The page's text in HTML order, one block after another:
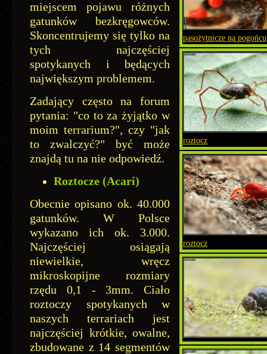
pasożytnicze na pogońcu
roztocz
roztocz
miejscem pojawu różnych
gatunków bezkręgowców.
Skoncentrujemy się tylko na
tych najczęściej
spotykanych i będących
największym problemem.
Zadający często na forum
pytania: "co to za żyjątko w
moim terrarium?", czy "jak
to zwalczyć?" być może
znajdą tu na nie odpowiedź.
Roztocze (Acari)
Obecnie opisano ok. 40.000
gatunków. W Polsce
wykazano ich ok. 3.000.
Najczęściej osiągają
niewielkie, wręcz
mikroskopijne rozmiary
rzędu 0,1 - 3mm. Ciało
roztoczy spotykanych w
naszych terrariach jest
najczęściej krótkie, owalne,
zbudowane z 14 segmentów